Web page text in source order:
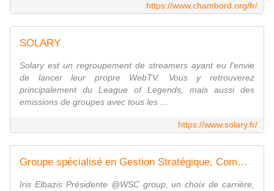
https://www.chambord.org/fr/
SOLARY
Solary est un regroupement de streamers ayant eu l'envie
de lancer leur propre WebTV. Vous y retrouverez
principalement du League of Legends, mais aussi des
emissions de groupes avec tous les ...
https://www.solary.fr/
Groupe spécialisé en Gestion Stratégique, Communication, Projets Esports, Lifestyle et gaming au travers de leviers marketings et média adaptés
Iris Elbazis Présidente @WSC group, un choix de carrière,